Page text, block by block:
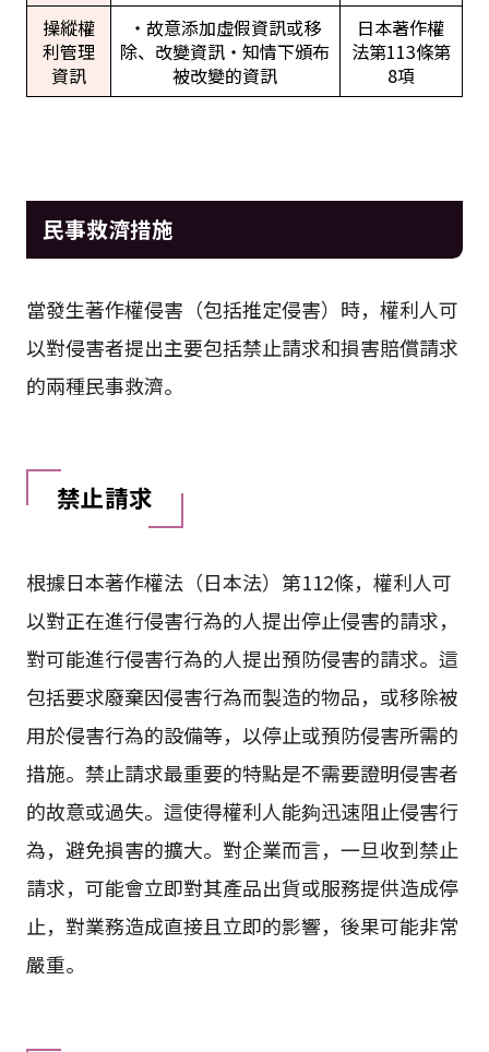
操縱權
利管理
資訊
・故意添加虛假資訊或移
除、改變資訊・知情下頒布
被改變的資訊
日本著作權
法第113條第
8項
民事救濟措施
當發生著作權侵害（包括推定侵害）時，權利人可
以對侵害者提出主要包括禁止請求和損害賠償請求
的兩種民事救濟。
禁止請求
根據日本著作權法（日本法）第112條，權利人可
以對正在進行侵害行為的人提出停止侵害的請求，
對可能進行侵害行為的人提出預防侵害的請求。這
包括要求廢棄因侵害行為而製造的物品，或移除被
用於侵害行為的設備等，以停止或預防侵害所需的
措施。禁止請求最重要的特點是不需要證明侵害者
的故意或過失。這使得權利人能夠迅速阻止侵害行
為，避免損害的擴大。對企業而言，一旦收到禁止
請求，可能會立即對其產品出貨或服務提供造成停
止，對業務造成直接且立即的影響，後果可能非常
嚴重。